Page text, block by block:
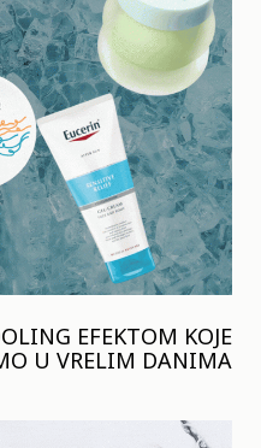
EFEKTOM KOJE
U VRELIM DANIMA